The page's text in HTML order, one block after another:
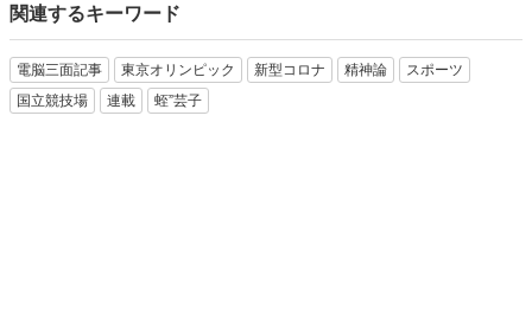
関連するキーワード
電脳三面記事 東京オリンピック 新型コロナ 精神論
スポーツ
国立競技場
連載 蛭”芸子